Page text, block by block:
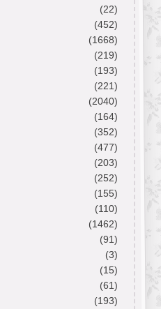
(22)
(452)
(1668)
(219)
(193)
(221)
(2040)
(164)
(352)
(477)
(203)
(252)
(155)
(110)
(1462)
(91)
(3)
(15)
(61)
(193)